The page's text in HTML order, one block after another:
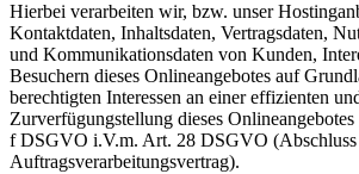
Hierbei verarbeiten wir, bzw. unser
Kontaktdaten, Inhaltsdaten, Vertragsdaten,
und Kommunikationsdaten von Kunden,
Besuchern dieses Onlineangebotes auf
berechtigten Interessen an einer effizienten
Zurverfügungstellung dieses
f DSGVO i.V.m. Art. 28 DSGVO (Abschluss
Auftragsverarbeitungsvertrag).